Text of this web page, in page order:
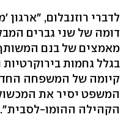
לדברי רוזנבלום,
דומה של שני גברים
מאמצים של בנם
בגלל גחמות
קיומה של המשפחה החד
המשפט יסיר את
הקהילה ההומו-לסבית".